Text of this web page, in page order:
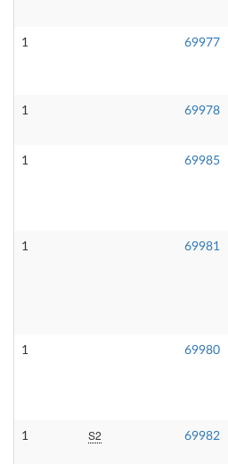
1 69977
1 69978
1 69985
1 69981
1 69980
1 S2 69982